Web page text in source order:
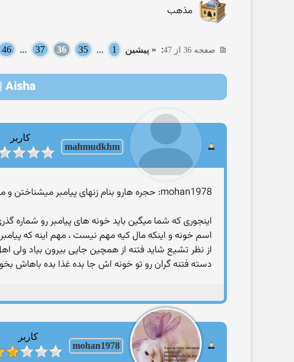
مذهب
صفحه 36 از 47 : « پیشین 1
...
35
36
37
...
46
Aisha | عایشه (ام المومنین) و پیامبر (توسط مدیر بسته شد)
mahmudkhm
کاربر
mohan1978: حجره هارو بنام زنهای پیامبر میشناختن و میگفتن حجره حفصه یا حجره عایشه
اینجوری که شما میگین باید خونه های پیامبر رو شماره
اسم خونه و اینکه مال کیه مهم نیست ، مهم اینه که
از نظر تشیع شاید فتنه از همچین جایی بیرون بیاد ولی
دسته فتنه گران رو تو خونه اش جا بده غذا بده باهاش
mohan1978
کاربر